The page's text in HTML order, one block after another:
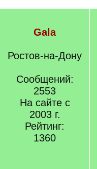
Gala
Ростов-на-Дону
Сообщений:
2553
На сайте с
2003 г.
Рейтинг:
1360